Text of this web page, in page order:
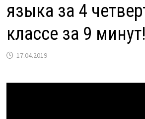
языка за 4
классе за 9 минут!
17.04.2019